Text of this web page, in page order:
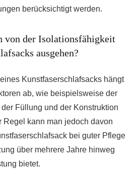
berücksichtigt werden.
von der Isolationsfähigkeit
ausgehen?
Kunstfaserschlafsacks hängt
ab, wie beispielsweise der
Füllung und der Konstruktion
Regel kann man jedoch davon
bei guter Pflege
über mehrere Jahre hinweg
bietet.